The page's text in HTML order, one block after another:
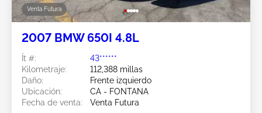
Venta Futura
2007 BMW 650I 4.8L
Ít #:
43******
Kilometraje:
112,388 millas
Daño:
Frente izquierdo
Ubicación:
CA - FONTANA
Fecha de venta:
Venta Futura